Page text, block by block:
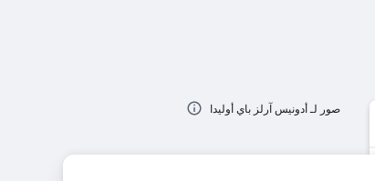
صور لـ أدونيس آرلز باي أوليدا